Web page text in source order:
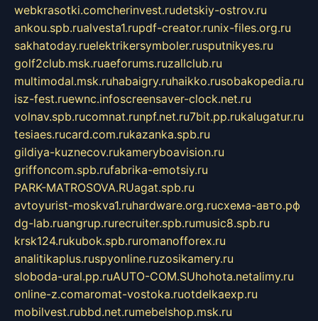
webkrasotki.comcherinvest.rudetskiy-ostrov.ru
ankou.spb.rualvesta1.rupdf-creator.runix-files.org.ru
sakhatoday.ruelektrikersymboler.rusputnikyes.ru
golf2club.msk.ruaeforums.ruzallclub.ru
multimodal.msk.ruhabaigry.ruhaikko.rusobakopedia.ru
isz-fest.ruewnc.infoscreensaver-clock.net.ru
volnav.spb.rucomnat.runpf.net.ru7bit.pp.rukalugatur.ru
tesiaes.rucard.com.rukazanka.spb.ru
gildiya-kuznecov.rukameryboavision.ru
griffoncom.spb.rufabrika-emotsiy.ru
PARK-MATROSOVA.RUagat.spb.ru
avtoyurist-moskva1.ruhardware.org.ruсхема-авто.рф
dg-lab.ruangrup.rurecruiter.spb.rumusic8.spb.ru
krsk124.rukubok.spb.ruromanofforex.ru
analitikaplus.ruspyonline.ruzosikamery.ru
sloboda-ural.pp.ruAUTO-COM.SUhohota.netalimy.ru
online-z.comaromat-vostoka.ruotdelkaexp.ru
mobilvest.rubbd.net.rumebelshop.msk.ru